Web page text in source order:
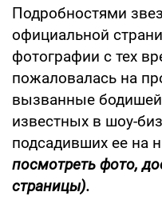
Подробностями
официальной
фотографии с тех
пожаловалась на
вызванные
известных в шоу-
подсадивших ее на
посмотреть фото,
страницы).